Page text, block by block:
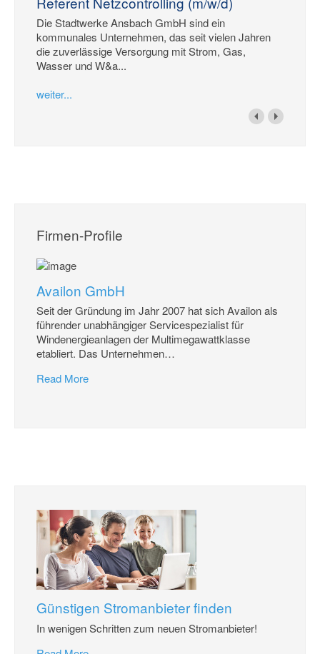
Die Stadtwerke Ansbach GmbH sind ein
kommunales Unternehmen, das seit vielen Jahren
die zuverlässige Versorgung mit Strom, Gas,
Wasser und W&a...
weiter...
Firmen-Profile
Availon GmbH
Seit der Gründung im Jahr 2007 hat sich Availon als
führender unabhängiger Servicespezialist für
Windenergieanlagen der Multimegawattklasse
etabliert. Das Unternehmen…
Read More
Günstigen Stromanbieter finden
In wenigen Schritten zum neuen Stromanbieter!